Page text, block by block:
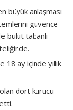
büyük anlaşması
güvence
bulut tabanlı
18 ay içinde yıllık
dört kurucu